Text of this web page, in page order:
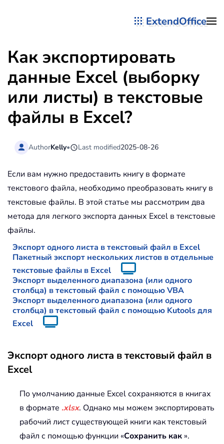
ExtendOffice
Как экспортировать
данные Excel (выборку
или листы) в текстовые
файлы в Excel?
AuthorKelly• Last modified2025-08-26
Если вам нужно предоставить книгу в формате
текстового файла, необходимо преобразовать книгу в
текстовые файлы. В этой статье мы рассмотрим два
метода для легкого экспорта данных Excel в текстовые
файлы.
Экспорт одного листа в текстовый файл в Excel
Пакетный экспорт нескольких листов в отдельные
текстовые файлы в Excel
Экспорт выделенного диапазона (или одного
столбца) в текстовый файл с помощью VBA
Экспорт выделенного диапазона (или одного
столбца) в текстовый файл с помощью Kutools для
Excel
Экспорт одного листа в текстовый файл в
Excel
По умолчанию данные Excel сохраняются в книгах
в формате .xlsx. Однако мы можем экспортировать
рабочий лист существующей книги как текстовый
файл с помощью функции «Сохранить как ».